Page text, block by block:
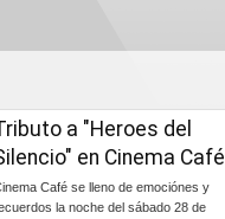
a "Heroes del
en Cinema Café
Café se lleno de emociónes y
la noche del sábado 28 de